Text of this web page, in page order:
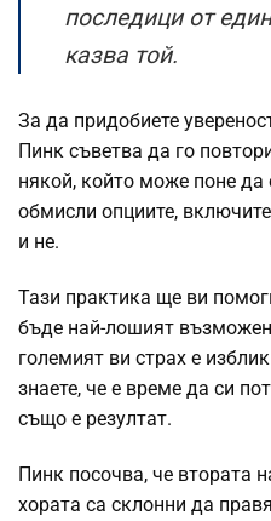
последици от
казва той.
За да придобиете
Пинк съветва да го
някой, който може поне
обмисли опциите,
и не.
Тази практика ще ви
бъде най-лошият
големият ви страх е
знаете, че е време да си
също е резултат.
Пинк посочва, че втората
хората са склонни да